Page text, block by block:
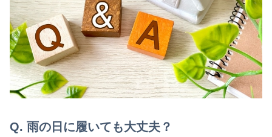
Q. 雨の日に履いても大丈夫？